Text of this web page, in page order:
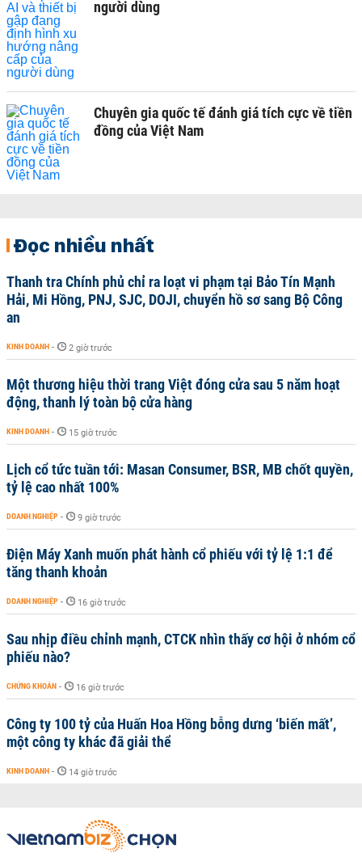
người dùng
Chuyên gia quốc tế đánh giá tích cực về tiền
đồng của Việt Nam
Đọc nhiều nhất
Thanh tra Chính phủ chỉ ra loạt vi phạm tại Bảo Tín Mạnh
Hải, Mi Hồng, PNJ, SJC, DOJI, chuyển hồ sơ sang Bộ Công
an
KINH DOANH - 2 giờ trước
Một thương hiệu thời trang Việt đóng cửa sau 5 năm hoạt
động, thanh lý toàn bộ cửa hàng
KINH DOANH - 15 giờ trước
Lịch cổ tức tuần tới: Masan Consumer, BSR, MB chốt quyền,
tỷ lệ cao nhất 100%
DOANH NGHIỆP - 9 giờ trước
Điện Máy Xanh muốn phát hành cổ phiếu với tỷ lệ 1:1 để
tăng thanh khoản
DOANH NGHIỆP - 16 giờ trước
Sau nhịp điều chỉnh mạnh, CTCK nhìn thấy cơ hội ở nhóm cổ
phiếu nào?
CHỨNG KHOÁN - 16 giờ trước
Công ty 100 tỷ của Huấn Hoa Hồng bỗng dưng ‘biến mất’,
một công ty khác đã giải thể
KINH DOANH - 14 giờ trước